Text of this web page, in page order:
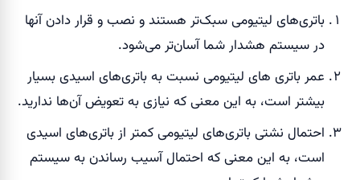
باتری‌های لیتیومی سبک‌تر هستند و نصب و قرار دادن آنها
در سیستم هشدار شما آسان‌تر می‌شود.
عمر باتری های لیتیومی نسبت به باتری‌های اسیدی بسیار
بیشتر است، به این معنی که نیازی به تعویض آن‌ها ندارید.
احتمال نشتی باتری‌های لیتیومی کمتر از باتری‌های اسیدی
است، به این معنی که احتمال آسیب رساندن به سیستم